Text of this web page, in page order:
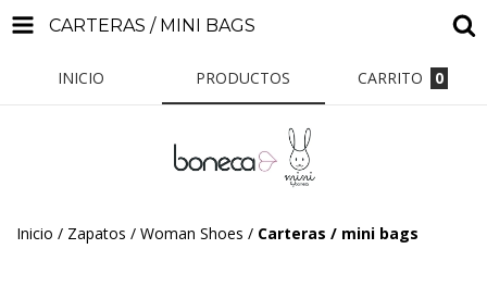
CARTERAS / MINI BAGS
INICIO PRODUCTOS CARRITO 0
Inicio / Zapatos / Woman Shoes / Carteras / mini bags